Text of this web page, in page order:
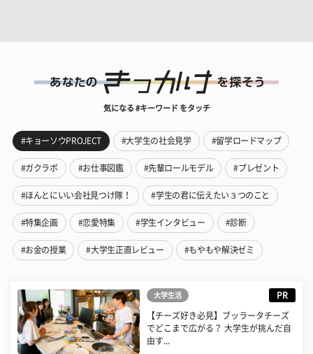
気になる #キーワード をタッチ
#キョーソウPROJECT #大学生の社会見学 #留学ロードマップ
#ガクラボ #お仕事図鑑 #先輩ロールモデル #プレゼント
#ほんとにいい会社見つけ隊！ #学生の君に伝えたい３つのこと
#特集企画 #恋愛特集 #学生インタビュー #診断
#お金の授業 #大学生正直レビュー #もやもや解決ゼミ
大学生活 PR
【チーズ好き必見】ブッラータチーズ
でどこまで広がる？ 大学生が挑んだ自
由す...